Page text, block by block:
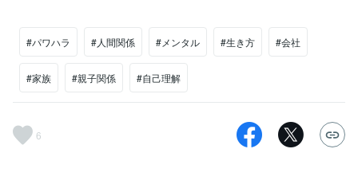
#パワハラ #人間関係 #メンタル #生き方 #会社
#家族 #親子関係 #自己理解
6